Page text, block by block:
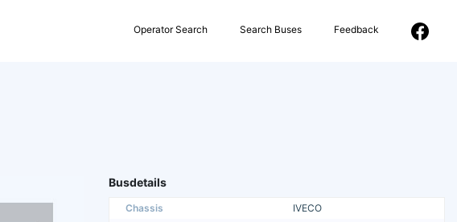
Operator Search Search Buses Feedback
Busdetails
Chassis
IVECO